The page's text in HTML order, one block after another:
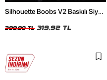
Silhouette Boobs V2 Baskılı Siyah
399,90 TL 319,92 TL